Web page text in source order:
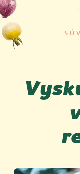
Sacharidy
Vláknina
Zdroj: Podravka d.d.